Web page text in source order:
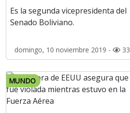
Es la segunda vicepresidenta del
Senado Boliviano.
domingo, 10 noviembre 2019 - 33
MUNDO